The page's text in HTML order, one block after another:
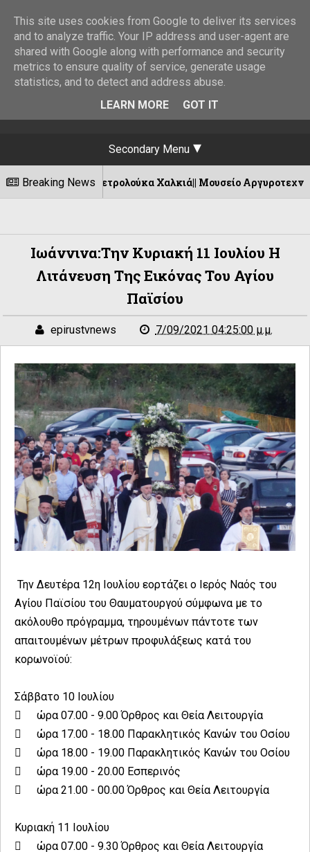
Secondary Menu
Breaking News
του Πετρολούκα Χαλκιά|| Μουσείο Αργυροτεχνίας Ιωάννινα
Ιωάννινα:Την Κυριακή 11 Ιουλίου Η
Λιτάνευση Της Εικόνας Του Αγίου
Παϊσίου
epirustvnews 7/09/2021 04:25:00 μ.μ.
Την Δευτέρα 12η Ιουλίου εορτάζει ο Ιερός Ναός του
Αγίου Παϊσίου του Θαυματουργού σύμφωνα με το
ακόλουθο πρόγραμμα, τηρουμένων πάντοτε των
απαιτουμένων μέτρων προφυλάξεως κατά του
κορωνοϊού:
Σάββατο 10 Ιουλίου

ώρα 07.00 - 9.00 Όρθρος και Θεία Λειτουργία

ώρα 17.00 - 18.00 Παρακλητικός Κανών του Οσίου

ώρα 18.00 - 19.00 Παρακλητικός Κανών του Οσίου

ώρα 19.00 - 20.00 Εσπερινός

ώρα 21.00 - 00.00 Όρθρος και Θεία Λειτουργία
Κυριακή 11 Ιουλίου

ώρα 07.00 - 9.30 Όρθρος και Θεία Λειτουργία
This site uses cookies from Google to deliver its services
and to analyze traffic. Your IP address and user-agent are
shared with Google along with performance and security
metrics to ensure quality of service, generate usage
statistics, and to detect and address abuse.
LEARN MORE
GOT IT